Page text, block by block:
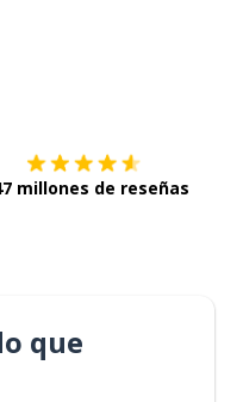
millones de reseñas
que